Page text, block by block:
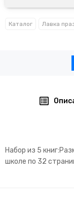
Каталог Лавка
Набор из 5
школе по 32